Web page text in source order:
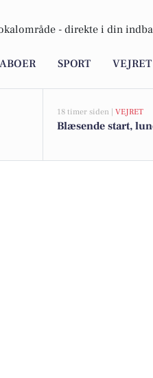
- direkte i din
SPORT VEJRET
18 timer siden | VEJRET
Blæsende start,